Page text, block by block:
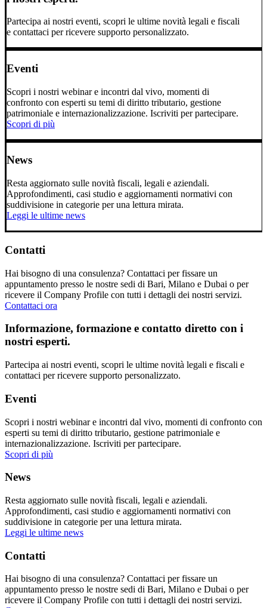
Partecipa ai nostri eventi, scopri le ultime novità legali e fiscali
e contattaci per ricevere supporto personalizzato.
Eventi
Scopri i nostri webinar e incontri dal vivo, momenti di
confronto con esperti su temi di diritto tributario, gestione
patrimoniale e internazionalizzazione. Iscriviti per partecipare.
Scopri di più
News
Resta aggiornato sulle novità fiscali, legali e aziendali.
Approfondimenti, casi studio e aggiornamenti normativi con
suddivisione in categorie per una lettura mirata.
Leggi le ultime news
Contatti
Hai bisogno di una consulenza? Contattaci per fissare un
appuntamento presso le nostre sedi di Bari, Milano e Dubai o per
ricevere il Company Profile con tutti i dettagli dei nostri servizi.
Contattaci ora
Informazione, formazione e contatto diretto con i
nostri esperti.
Partecipa ai nostri eventi, scopri le ultime novità legali e fiscali e
contattaci per ricevere supporto personalizzato.
Eventi
Scopri i nostri webinar e incontri dal vivo, momenti di confronto con
esperti su temi di diritto tributario, gestione patrimoniale e
internazionalizzazione. Iscriviti per partecipare.
Scopri di più
News
Resta aggiornato sulle novità fiscali, legali e aziendali.
Approfondimenti, casi studio e aggiornamenti normativi con
suddivisione in categorie per una lettura mirata.
Leggi le ultime news
Contatti
Hai bisogno di una consulenza? Contattaci per fissare un
appuntamento presso le nostre sedi di Bari, Milano e Dubai o per
ricevere il Company Profile con tutti i dettagli dei nostri servizi.